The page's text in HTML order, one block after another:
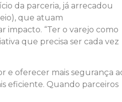
da parceria, já arrecadou
que atuam
impacto. “Ter o varejo como
que precisa ser cada vez
e oferecer mais segurança
eficiente. Quando parceiros